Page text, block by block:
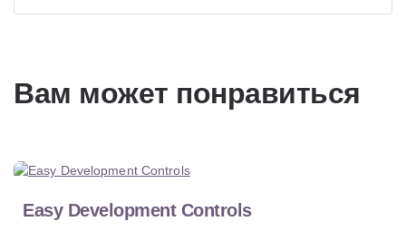
Вам может понравиться
Easy Development Controls